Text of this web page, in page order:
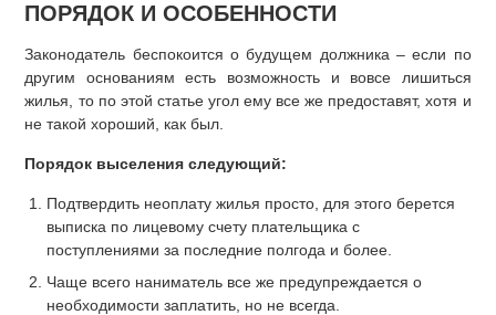
ПОРЯДОК И ОСОБЕННОСТИ
Законодатель беспокоится о будущем должника – если по
другим основаниям есть возможность и вовсе лишиться
жилья, то по этой статье угол ему все же предоставят, хотя и
не такой хороший, как был.
Порядок выселения следующий:
Подтвердить неоплату жилья просто, для этого берется
выписка по лицевому счету плательщика с
поступлениями за последние полгода и более.
Чаще всего наниматель все же предупреждается о
необходимости заплатить, но не всегда.